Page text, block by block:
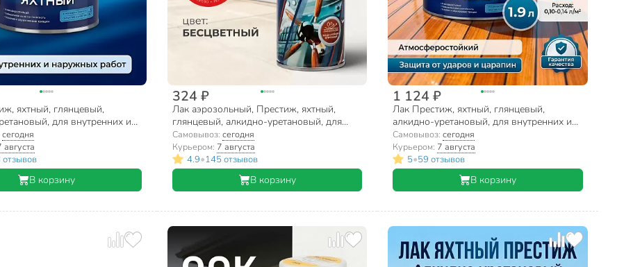
яхтный, глянцевый,
для внутренних и
0.9 л
сегодня
августа
В корзину
324 ₽
Лак аэрозольный, Престиж, яхтный,
глянцевый, алкидно-уретановый, для
внутренних и наружных работ, 0.52 л
Самовывоз: сегодня
Курьером: 7 августа
4.9•145 отзывов
В корзину
1 124 ₽
Лак Престиж, яхтный, глянцевый,
алкидно-уретановый, для внутренних и
наружных работ, 1.9 л
Самовывоз:сегодня
Курьером: 7 августа
5•59 отзывов
В корзину